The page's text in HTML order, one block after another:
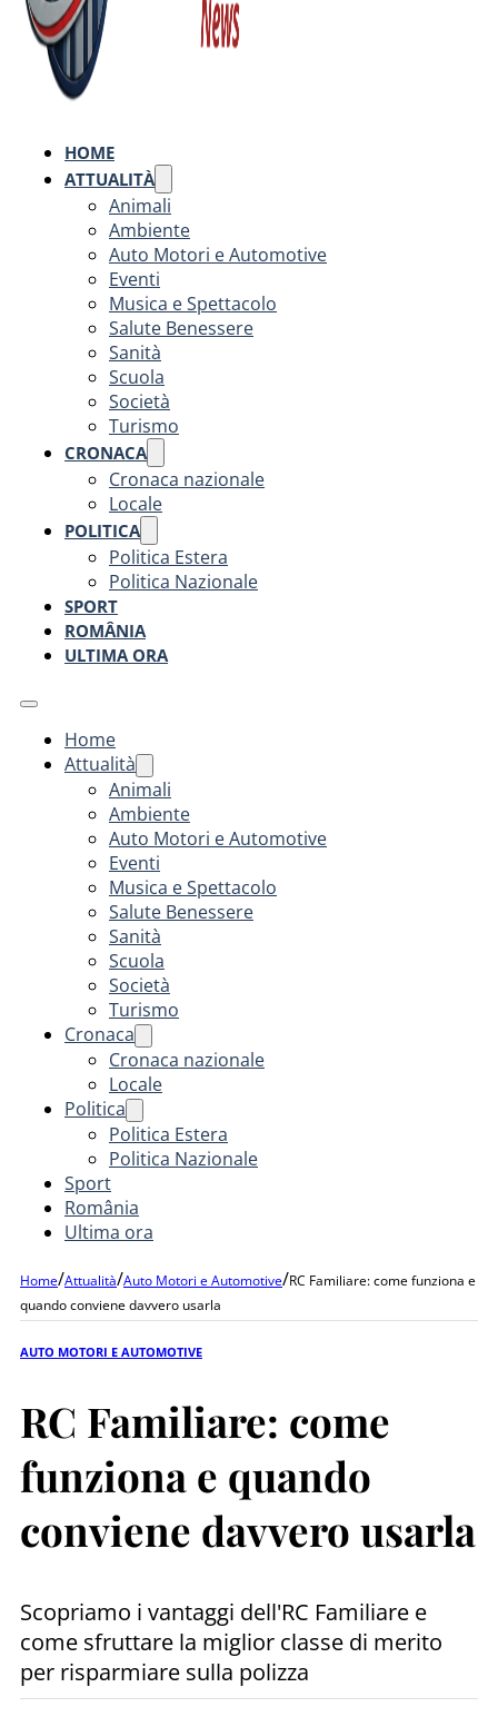
HOME
ATTUALITÀ
Animali
Ambiente
Auto Motori e Automotive
Eventi
Musica e Spettacolo
Salute Benessere
Sanità
Scuola
Società
Turismo
CRONACA
Cronaca nazionale
Locale
POLITICA
Politica Estera
Politica Nazionale
SPORT
ROMÂNIA
ULTIMA ORA
Home
Attualità
Animali
Ambiente
Auto Motori e Automotive
Eventi
Musica e Spettacolo
Salute Benessere
Sanità
Scuola
Società
Turismo
Cronaca
Cronaca nazionale
Locale
Politica
Politica Estera
Politica Nazionale
Sport
România
Ultima ora
Home/Attualità/Auto Motori e Automotive/RC Familiare: come funziona e
quando conviene davvero usarla
AUTO MOTORI E AUTOMOTIVE
RC Familiare: come
funziona e quando
conviene davvero usarla
Scopriamo i vantaggi dell'RC Familiare e
come sfruttare la miglior classe di merito
per risparmiare sulla polizza